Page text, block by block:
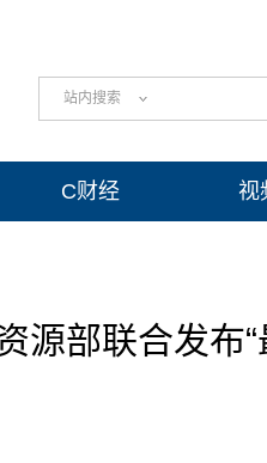
站内搜索
C财经 视
源部联合发布